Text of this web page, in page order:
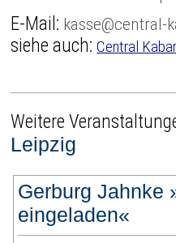
E-Mail: kasse@central-
siehe auch:Central
Weitere
Leipzig
Gerburg Jahnke
eingeladen«